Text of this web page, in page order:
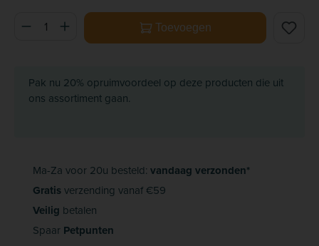
Producthoeveelheid: Voer de gewenste hoeveelheid in of
Toevoegen
Pak nu 20% opruimvoordeel op deze producten die uit
ons assortiment gaan.
Ma-Za voor 20u besteld: vandaag verzonden*
Gratisverzending vanaf €59
Veilig betalen
Spaar Petpunten